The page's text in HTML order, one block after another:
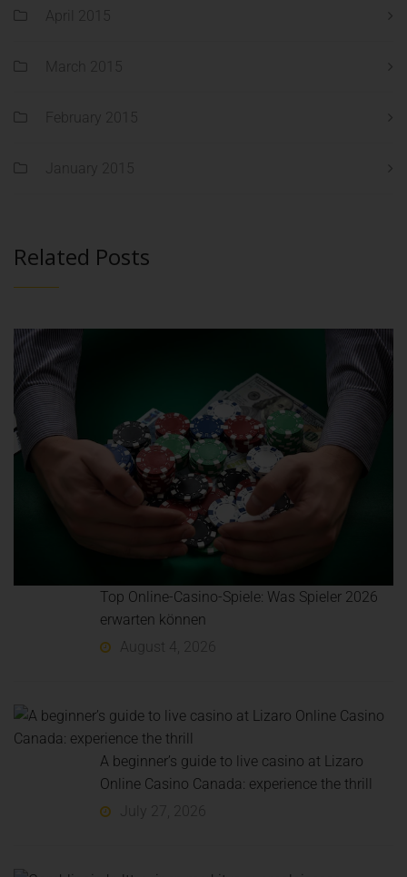
April 2015
March 2015
February 2015
January 2015
Related Posts
Top Online-Casino-Spiele: Was Spieler 2026
erwarten können
August 4, 2026
A beginner’s guide to live casino at Lizaro
Online Casino Canada: experience the thrill
July 27, 2026